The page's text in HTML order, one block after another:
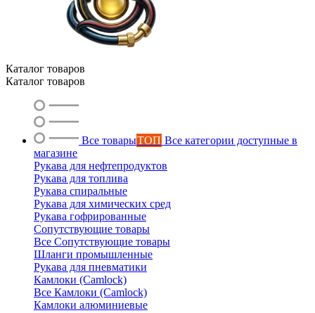
Каталог товаров
Каталог товаров
Все товарыТОП Все категории доступные в
магазине
Рукава для нефтепродуктов
Рукава для топлива
Рукава спиральные
Рукава для химических сред
Рукава гофрированные
Сопутствующие товары
Все Сопутствующие товары
Шланги промышленные
Рукава для пневматики
Камлоки (Camlock)
Все Камлоки (Camlock)
Камлоки алюминиевые